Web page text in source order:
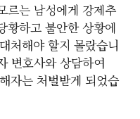
르는 남성에게 강제추
황하고 불안한 상황에
처해야 할지 몰랐습니
변호사와 상담하여
자는 처벌받게 되었습